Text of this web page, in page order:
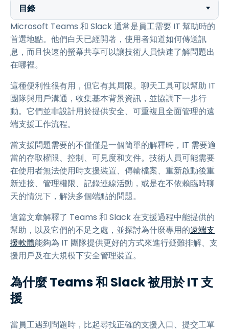
目錄
Microsoft Teams 和 Slack 通常是員工需要 IT 幫助時的
首選地點。他們白天已經開著，使用者知道如何傳送訊
息，而且快速的螢幕共享可以讓技術人員快速了解問題出
在哪裡。
這種便利性很有用，但它有其局限。聊天工具可以幫助 IT
團隊與用戶溝通，收集基本背景資訊，並協調下一步行
動。它們並非設計用於提供安全、可重複且全面管理的遠
端支援工作流程。
當支援問題需要的不僅僅是一個簡單的解釋時，IT 需要適
當的存取權限、控制、可見度和文件。技術人員可能需要
在使用者無法使用時支援裝置、傳輸檔案、重新啟動後重
新連接、管理權限、記錄連線活動，或是在不依賴臨時聊
天的情況下，解決多個端點的問題。
這篇文章解釋了 Teams 和 Slack 在支援過程中能提供的
幫助，以及它們的不足之處，並探討為什麼專用的遠端支
援軟體能夠為 IT 團隊提供更好的方式來進行疑難排解、支
援用戶及在大規模下安全管理裝置。
為什麼 Teams 和 Slack 被用於 IT 支
援
當員工遇到問題時，比起尋找正確的支援入口、提交工單